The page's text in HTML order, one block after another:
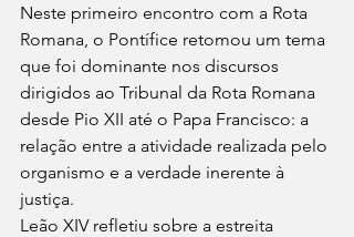
Neste primeiro encontro com a Rota
Romana, o Pontífice retomou um tema
que foi dominante nos discursos
dirigidos ao Tribunal da Rota Romana
desde Pio XII até o Papa Francisco: a
relação entre a atividade realizada pelo
organismo e a verdade inerente à
justiça.
Leão XIV refletiu sobre a estreita